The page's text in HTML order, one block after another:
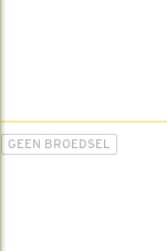
GEEN BROEDSEL